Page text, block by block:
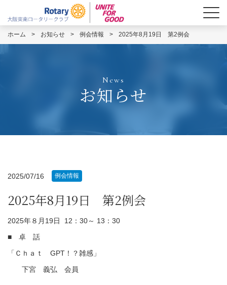
ホーム > お知らせ > 例会情報 > 2025年8月19日 第2例会
News
お知らせ
2025/07/16 例会情報
2025年8月19日 第2例会
2025年８月19日 12：30～ 13：30
■ 卓 話
「Ｃｈａｔ GPT！？雑感」
下宮 義弘 会員